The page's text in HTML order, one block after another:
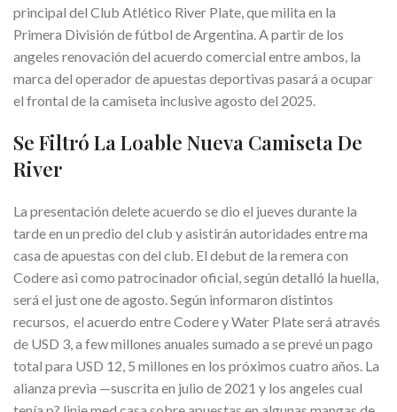
principal del Club Atlético River Plate, que milita en la
Primera División de fútbol de Argentina. A partir de los
angeles renovación del acuerdo comercial entre ambos, la
marca del operador de apuestas deportivas pasará a ocupar
el frontal de la camiseta inclusive agosto del 2025.
Se Filtró La Loable Nueva Camiseta De
River
La presentación delete acuerdo se dio el jueves durante la
tarde en un predio del club y asistirán autoridades entre ma
casa de apuestas con del club. El debut de la remera con
Codere asi como patrocinador oficial, según detalló la huella,
será el just one de agosto. Según informaron distintos
recursos, el acuerdo entre Codere y Water Plate será através
de USD 3, a few millones anuales sumado a se prevé un pago
total para USD 12, 5 millones en los próximos cuatro años. La
alianza previa —suscrita en julio de 2021 y los angeles cual